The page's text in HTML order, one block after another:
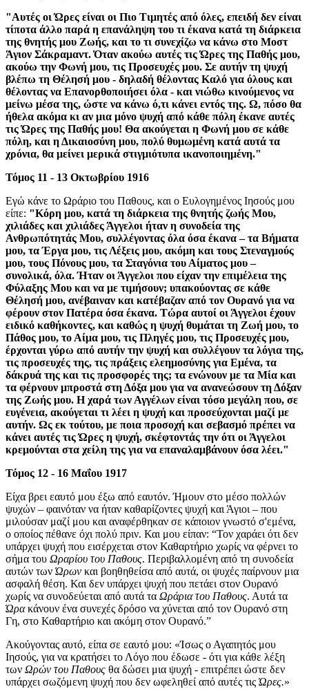
"Αυτές οι Ώρες είναι οι Πιο Τιμητές από όλες, επειδή δεν είναι
τίποτα άλλο παρά η επανάληψη του τι έκανα κατά τη διάρκεια
της θνητής μου Ζωής, και το τι συνεχίζω να κάνω στο Μοστ
Άγιον Σάκραμαντ. Όταν ακούω αυτές τις Ώρες της Παθής μου,
ακούω την Φωνή μου, τις Προσευχές μου. Σε αυτήν τη ψυχή
βλέπω τη Θέλησή μου - δηλαδή θέλοντας Καλό για όλους και
θέλοντας να Επανορθοποιήσει όλα - και νιώθω κινούμενος να
μείνω μέσα της, ώστε να κάνω ό,τι κάνει εντός της. Ω, πόσο θα
ήθελα ακόμα κι αν μια μόνο ψυχή από κάθε πόλη έκανε αυτές
τις Ώρες της Παθής μου! Θα ακούγεται η Φωνή μου σε κάθε
πόλη, και η Δικαιοσύνη μου, πολύ θυμωμένη κατά αυτά τα
χρόνια, θα μείνει μερικά στιγμιότυπα ικανοποιημένη."
Τόμος 11 - 13 Οκτωβρίου 1916
Εγώ κάνε το Ωράριο του Παθους, και ο Ευλογημένος Ιησούς μου
είπε: "Κόρη μου, κατά τη διάρκεια της θνητής ζωής Μου,
χιλιάδες και χιλιάδες Άγγελοι ήταν η συνοδεία της
Ανθρωπότητάς Μου, συλλέγοντας όλα όσα έκανα – τα Βήματα
μου, τα Έργα μου, τις Λέξεις μου, ακόμη και τους Στεναγμούς
μου, τους Πόνους μου, τα Σταγόνια του Αίματος μου –
συνολικά, όλα. Ήταν οι Άγγελοι που είχαν την επιμέλεια της
Φύλαξης Μου και να με τιμήσουν; υπακούοντας σε κάθε
Θέλησή μου, ανέβαιναν και κατέβαζαν από τον Ουρανό για να
φέρουν στον Πατέρα όσα έκανα. Τώρα αυτοί οι Άγγελοι έχουν
ειδικό καθήκοντες, και καθώς η ψυχή θυμάται τη Ζωή μου, το
Πάθος μου, το Αίμα μου, τις Πληγές μου, τις Προσευχές μου,
έρχονται γύρω από αυτήν την ψυχή και συλλέγουν τα λόγια της,
τις προσευχές της, τις πράξεις ελεημοσύνης για Εμένα, τα
δάκρυά της και τις προσφορές της; τα ενώνουν με τα Μία και
τα φέρνουν μπροστά στη Δόξα μου για να ανανεώσουν τη Δόξαν
της Ζωής μου. Η χαρά των Αγγέλων είναι τόσο μεγάλη που, σε
ευγένεια, ακούγεται τι λέει η ψυχή και προσεύχονται μαζί με
αυτήν. Ως εκ τούτου, με ποια προσοχή και σεβασμό πρέπει να
κάνει αυτές τις Ώρες η ψυχή, σκέφτοντάς την ότι οι Άγγελοι
κρεμούνται στα χείλη της για να επαναλαμβάνουν όσα λέει."
Τόμος 12 - 16 Μαΐου 1917
Είχα βρει εαυτό μου έξω από εαυτόν. Ήμουν στο μέσο πολλών
ψυχών – φαινόταν να ήταν καθαρίζοντες ψυχή και Άγιοι – που
μιλούσαν μαζί μου και αναφέρθηκαν σε κάποιον γνωστό σ'εμένα,
ο οποίος πέθανε όχι πολύ πριν. Και μου είπαν: “Τον χαράει ότι δεν
υπάρχει ψυχή που εισέρχεται στον Καθαρτήριο χωρίς να φέρνει το
σήμα του Ωραρίου του Παθους. Περιβαλλομένη από τη συνοδεία
αυτών των Ώρων και βοηθηθείσα από αυτά, οι ψυχές παίρνουν μια
ασφαλή θέση. Και δεν υπάρχει ψυχή που πετάει στον Ουρανό
χωρίς να συνοδεύεται από αυτά τα Ωράρια του Παθους. Αυτά τα
Ώρακάνουν ένα συνεχές δρόσο να χύνεται από τον Ουρανό στη
Γη, στο Καθαρτήριο και ακόμη στον Ουρανό.”
Ακούγοντας αυτό, είπα σε εαυτό μου: «Ίσως ο Αγαπητός μου
Ιησούς, για να κρατήσει το Λόγο που έδωσε - ότι για κάθε λέξη
των Ωρών του Παθους θα δώσει μια ψυχή - επιτρέπει ώστε δεν
υπάρχει σωζόμενη ψυχή που δεν ωφεληθεί από αυτές τις Ώρες.»